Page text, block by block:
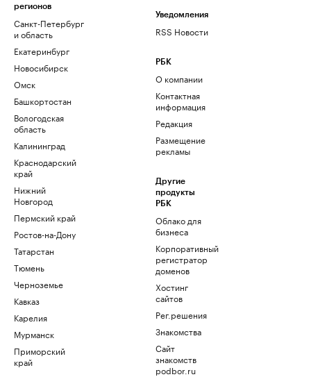
регионов
Санкт-Петербург
и область
Екатеринбург
Новосибирск
Омск
Башкортостан
Вологодская
область
Калининград
Краснодарский
край
Нижний
Новгород
Пермский край
Ростов-на-Дону
Татарстан
Тюмень
Черноземье
Кавказ
Карелия
Мурманск
Приморский
край
Уведомления
RSS Новости
РБК
О компании
Контактная
информация
Редакция
Размещение
рекламы
Другие
продукты
РБК
Облако для
бизнеса
Корпоративный
регистратор
доменов
Хостинг
сайтов
Рег.решения
Знакомства
Сайт
знакомств
podbor.ru